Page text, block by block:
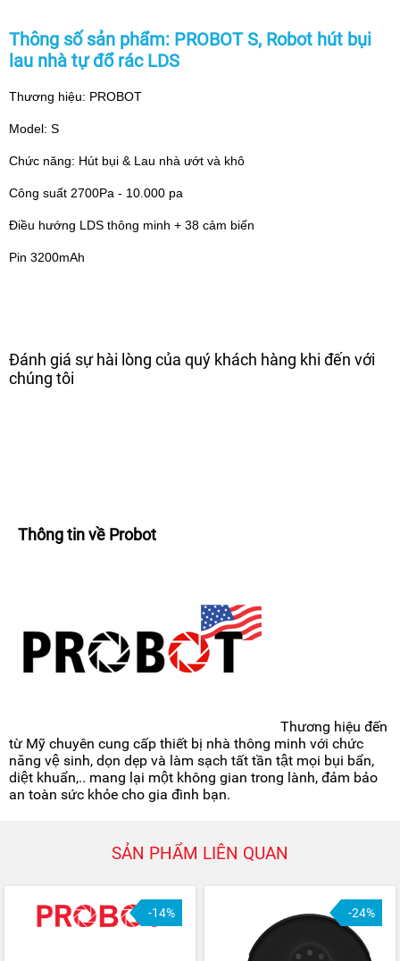
Thông số sản phẩm: PROBOT S, Robot hút bụi
lau nhà tự đổ rác LDS
Thương hiệu: PROBOT
Model: S
Chức năng: Hút bụi & Lau nhà ướt và khô
Công suất 2700Pa - 10.000 pa
Điều hướng LDS thông minh + 38 cảm biến
Pin 3200mAh
Đánh giá sự hài lòng của quý khách hàng khi đến với
chúng tôi
Thông tin về Probot
Thương hiệu đến
từ Mỹ chuyên cung cấp thiết bị nhà thông minh với chức
năng vệ sinh, dọn dẹp và làm sạch tất tần tật mọi bụi bẩn,
diệt khuẩn,.. mang lại một không gian trong lành, đảm bảo
an toàn sức khỏe cho gia đình bạn.
SẢN PHẨM LIÊN QUAN
-14% -24%